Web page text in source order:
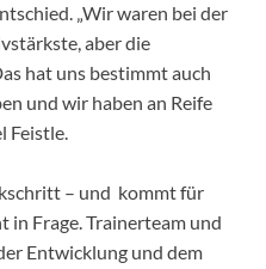
„Wir waren bei der
aber die
hat uns bestimmt auch
und wir haben an Reife
Feistle.
– und kommt für
in Frage. Trainerteam und
Entwicklung und dem